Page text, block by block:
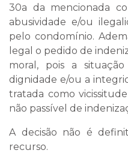
30a da mencionada
abusividade e/ou
pelo condomínio.
legal o pedido de
moral, pois a
dignidade e/ou a
tratada como
não passível de
A decisão não é
recurso.